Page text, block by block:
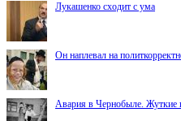
Лукашенко сходит с ума
Он наплевал на
Авария в Чернобыле.